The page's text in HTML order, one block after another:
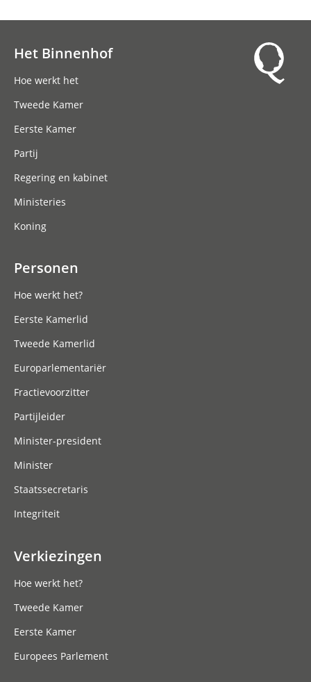
Het Binnenhof
Hoe werkt het
Tweede Kamer
Eerste Kamer
Partij
Regering en kabinet
Ministeries
Koning
Personen
Hoe werkt het?
Eerste Kamerlid
Tweede Kamerlid
Europarlementariër
Fractievoorzitter
Partijleider
Minister-president
Minister
Staatssecretaris
Integriteit
Verkiezingen
Hoe werkt het?
Tweede Kamer
Eerste Kamer
Europees Parlement